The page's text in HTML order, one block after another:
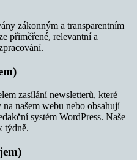
zákonným a transparentním
přiměřené, relevantní a
zasílání newsletterů, které
našem webu nebo obsahují
systém WordPress. Naše
týdně.